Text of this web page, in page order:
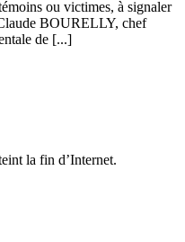
ou victimes, à signaler
BOURELLY, chef
de [...]
la fin d’Internet.